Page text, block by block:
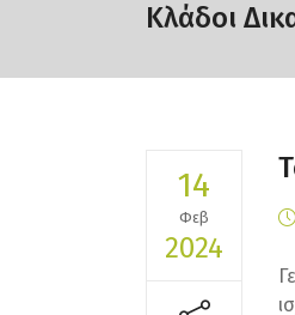
Κλάδοι
14
Φεβ
2024